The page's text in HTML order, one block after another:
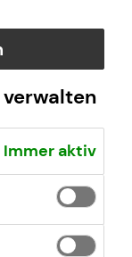
außerhalb
Immer aktiv